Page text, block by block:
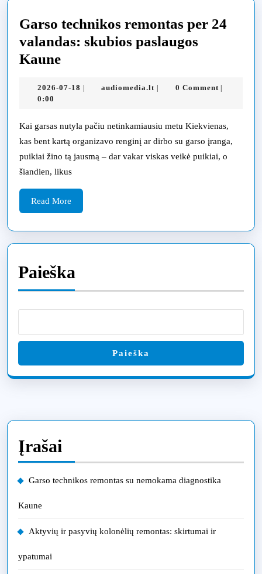
Garso technikos remontas per 24
valandas: skubios paslaugos
KauneGarso
remontas
24
valandas:
skubios
Kaune
2026-07-18 2026-audiomedia.lt audiomedia.lt
0 Comment
0:00
Kai garsas nutyla pačiu netinkamiausiu metu Kiekvienas,
kas bent kartą organizavo renginį ar dirbo su garso įranga,
puikiai žino tą jausmą – dar vakar viskas veikė puikiai, o
šiandien, likus
Read More
More
Paieška
Paieška
Įrašai
Garso technikos remontas su nemokama diagnostika
Kaune
Aktyvių ir pasyvių kolonėlių remontas: skirtumai ir
ypatumai